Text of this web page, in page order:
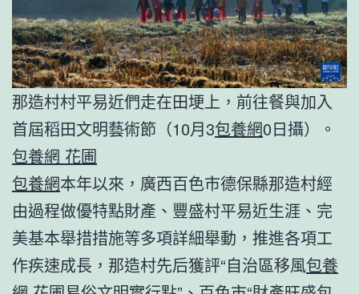
那造村村平易近們走在田埂上，前往餐與加入
首屆稻田文明藝術節（10月3包養網0日攝）。
包養網 花圃
包養網本年以來，廣西百色市德保縣那造村經
由過程做優特點財產、豐盛村平易近生涯、完
美基本舉措措施等多項詳細舉動，推進各項工
作疾速成長，那造村先后獲評“自治區移風包養